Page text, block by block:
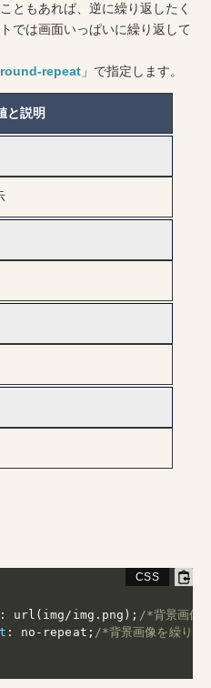
ともあれば、逆に繰り返したく
では画面いっぱいに繰り返して
repeat 」で指定します。
と説明
: url(img/img.png) ; /*背景画像
: no-repeat ; /*背景画像を繰り返